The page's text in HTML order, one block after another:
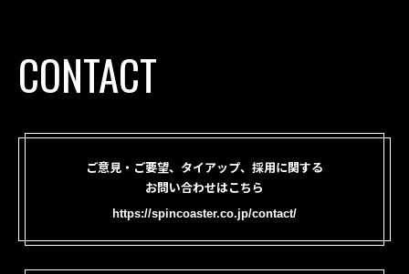
CONTACT
ご意見・ご要望、タイアップ、採用に関する
お問い合わせはこちら
https://spincoaster.co.jp/contact/